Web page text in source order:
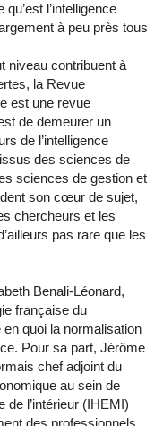
l’intelligence
à peu près tous
niveau contribuent à
la Revue
est une revue
de demeurer un
de l’intelligence
des sciences de
sciences de gestion et
son cœur de sujet,
chercheurs et les
pas rare que les
Benali-Léonard,
française du
quoi la normalisation
Pour sa part, Jérôme
chef adjoint du
au sein de
de l’intérieur (IHEMI)